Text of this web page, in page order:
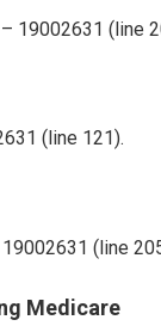
19002631 (line
(line 121).
(line
Medicare